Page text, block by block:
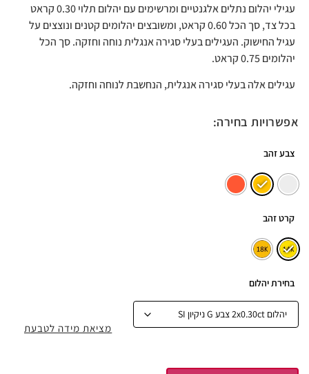
עגילי יהלום נתלים אלגנטיים ומרשימים עם יהלום תלוי 0.30 קראט
בכל צד, סך הכל 0.60 קראט, ומשובצים יהלומים קטנים ונוצצים על
עגיל החישוק. העגילים בעלי סגירה אנגלית נוחה וחזקה. סך הכל
יהלומים 0.75 קראט.
עגילים אלה בעלי סגירה אנגלית, הנחשבת לנוחה וחזקה.
אפשרויות בחירה:
צבע זהב
קרט זהב
בחירת יהלום
מציאת מידה לטבעת